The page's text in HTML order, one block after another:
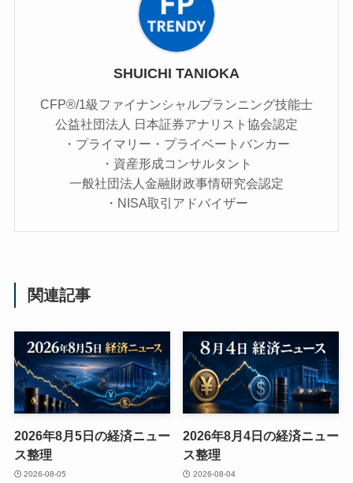
SHUICHI TANIOKA
CFP®/1級ファイナンシャルプランニング技能士
公益社団法人 日本証券アナリスト協会認定
・プライマリー・プライベートバンカー
・資産形成コンサルタント
一般社団法人金融財政事情研究会認定
・NISA取引アドバイザー
関連記事
2026年8月5日の経済ニュー
ス整理
2026-08-05
2026年8月4日の経済ニュー
ス整理
2026-08-04